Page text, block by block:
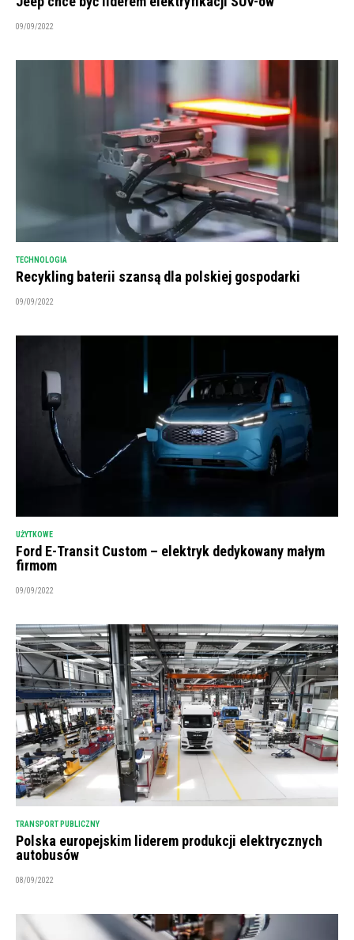
09/09/2022
TECHNOLOGIA
Recykling baterii szansą dla polskiej gospodarki
09/09/2022
UŻYTKOWE
Ford E-Transit Custom – elektryk dedykowany małym
firmom
09/09/2022
TRANSPORT PUBLICZNY
Polska europejskim liderem produkcji elektrycznych
autobusów
08/09/2022